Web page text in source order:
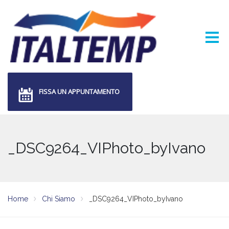
FISSA UN APPUNTAMENTO
_DSC9264_VIPhoto_byIvano
Home Chi Siamo _DSC9264_VIPhoto_byIvano